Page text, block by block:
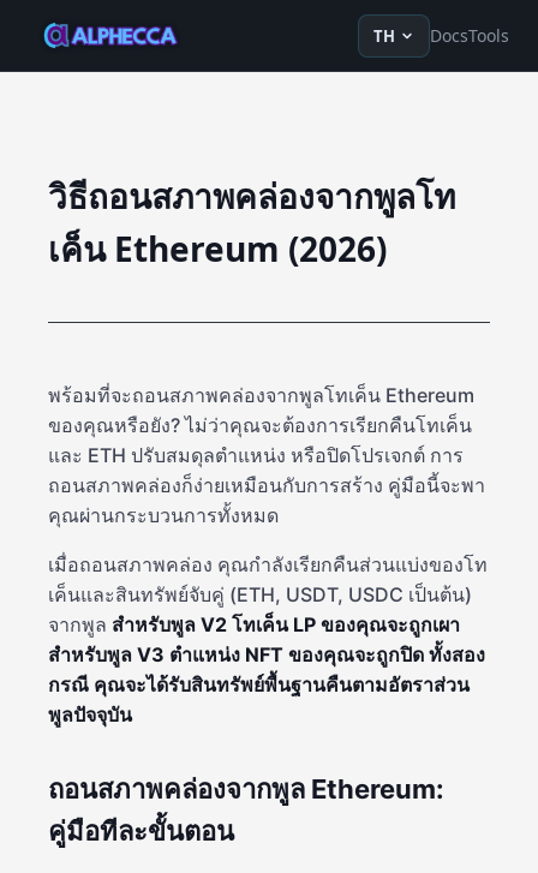
enru fr ko detrzh-Hans
TH DocsTools
วิธีถอนสภาพคล่องจากพูลโท
เค็น Ethereum (2026)
พร้อมที่จะถอนสภาพคล่องจากพูลโทเค็น Ethereum
ของคุณหรือยัง? ไม่ว่าคุณจะต้องการเรียกคืนโทเค็น
และ ETH ปรับสมดุลตำแหน่ง หรือปิดโปรเจกต์ การ
ถอนสภาพคล่องก็ง่ายเหมือนกับการสร้าง คู่มือนี้จะพา
คุณผ่านกระบวนการทั้งหมด
เมื่อถอนสภาพคล่อง คุณกำลังเรียกคืนส่วนแบ่งของโท
เค็นและสินทรัพย์จับคู่ (ETH, USDT, USDC เป็นต้น)
จากพูล สำหรับพูล V2 โทเค็น LP ของคุณจะถูกเผา
สำหรับพูล V3 ตำแหน่ง NFT ของคุณจะถูกปิด ทั้งสอง
กรณี คุณจะได้รับสินทรัพย์พื้นฐานคืนตามอัตราส่วน
พูลปัจจุบัน
ถอนสภาพคล่องจากพูล Ethereum:
คู่มือทีละขั้นตอน